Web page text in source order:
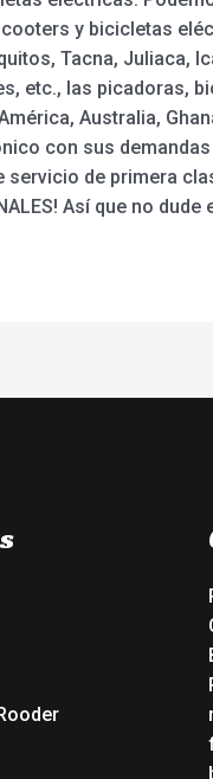
y bicicletas
Tacna, Juliaca,
etc., las
Australia,
con sus
de primera
Así que no